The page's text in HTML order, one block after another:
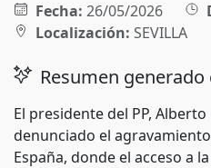
Fecha: 26/05/2026
Localización: SEVILLA
Resumen generado
El presidente del PP,
denunciado el
España, donde el acceso a